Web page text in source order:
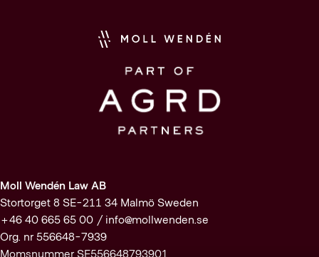
Moll Wendén Law AB
Stortorget 8 SE-211 34 Malmö Sweden
+46 40 665 65 00 / info@mollwenden.se
Org. nr 556648-7939
Momsnummer SE556648793901